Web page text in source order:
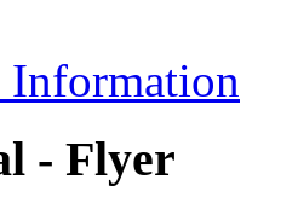
Information
- Flyer